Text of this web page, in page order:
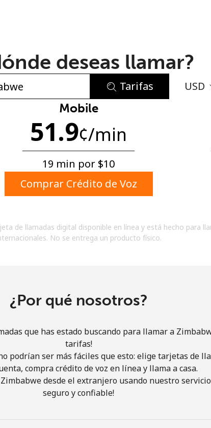
No se ha creado una contraseña
8 caracteres
letra mayúscula y una minúscula
especial
con estos
Términos y condiciones.
Únete
¡Hola!
deseas llamar?
Tarifas USD
Mobile
51.9¢/min
19 min por ⁦$10⁩
Comprar Crédito de Voz
de llamadas digital disponible en línea y está hecho para
No se entrega un producto físico.
¿Por qué nosotros?
que has estado buscando para llamar a
tarifas!
podrían ser más fáciles que esto: elige tarjetas de
compra crédito de voz en línea y llama a casa.
desde el extranjero usando nuestro
seguro y confiable!